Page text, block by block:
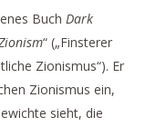
Buch Dark
“ („Finsterer
Zionismus“). Er
Zionismus ein,
sieht, die